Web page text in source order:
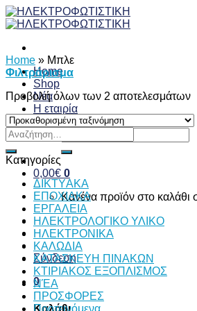
Skip
to
Home
Shop
Νέα
Η εταιρία
Επικοινωνία
για:
0,00€ 0
Κανένα προϊόν στο καλάθι
Σύνδεση
0
Home » Μπλε
Φιλτράρισμα
Προβολή όλων των 2 αποτελεσμάτων
Αναζήτηση
για:
Κατηγορίες
ΔΙKTΥAKA
ΕΠΟΧΙΑΚΑ
ΕΡΓΑΛΕΙΑ
ΗΛΕΚΤΡΟΛΟΓΙΚΟ ΥΛΙΚΟ
ΗΛΕΚΤΡΟΝΙΚΑ
ΚΑΛΩΔΙΑ
ΚΑΤΑΣΚΕΥΗ ΠΙΝΑΚΩΝ
ΚΤΙΡΙΑΚΟΣ ΕΞΟΠΛΙΣΜΟΣ
ΝΈΑ
ΠΡΟΣΦΟΡΕΣ
Προτεινόμενα